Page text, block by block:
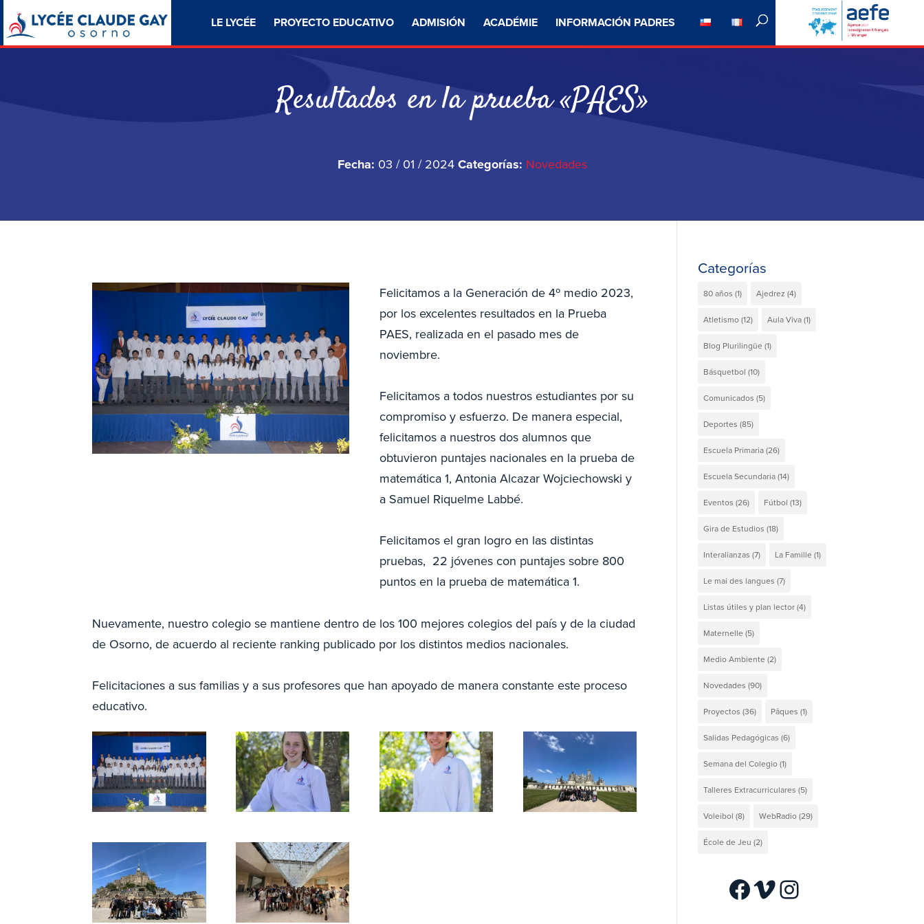
LE LYCÉE PROYECTO EDUCATIVO ADMISIÓN ACADÉMIE INFORMACIÓN PADRES
Resultados en la prueba «PAES»
Fecha: 03 / 01 / 2024Categorías: Novedades
Felicitamos a la Generación de 4º medio 2023,
por los excelentes resultados en la Prueba
PAES, realizada en el pasado mes de
noviembre.
Felicitamos a todos nuestros estudiantes por su
compromiso y esfuerzo. De manera especial,
felicitamos a nuestros dos alumnos que
obtuvieron puntajes nacionales en la prueba de
matemática 1, Antonia Alcazar Wojciechowski y
a Samuel Riquelme Labbé.
Felicitamos el gran logro en las distintas
pruebas, 22 jóvenes con puntajes sobre 800
puntos en la prueba de matemática 1.
Nuevamente, nuestro colegio se mantiene dentro de los 100 mejores colegios del país y de la ciudad
de Osorno, de acuerdo al reciente ranking publicado por los distintos medios nacionales.
Felicitaciones a sus familias y a sus profesores que han apoyado de manera constante este proceso
educativo.
Categorías
80 años (1) Ajedrez (4)
Atletismo(12) Aula Viva(1)
Blog Plurilingüe (1)
Básquetbol (10)
Comunicados (5)
Deportes (85)
Escuela Primaria(26)
Escuela Secundaria(14)
Eventos (26) Fútbol (13)
Gira de Estudios (18)
Interalianzas (7) La Famille (1)
Le mai des langues (7)
Listas útiles y plan lector(4)
Maternelle (5)
Medio Ambiente (2)
Novedades (90)
Proyectos (36) Pâques (1)
Salidas Pedagógicas (6)
Semana del Colegio(1)
Talleres Extracurriculares (5)
Voleibol (8) WebRadio(29)
École de Jeu (2)
Facebook
VimeoInstagram